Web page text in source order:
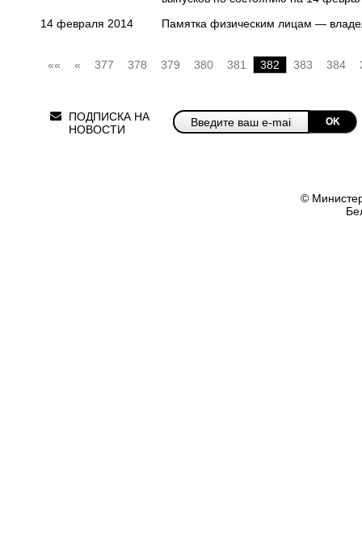
14 февраля 2014
Памятка физическим лицам —
«« « 377 378 379 380 381 382 383 384
ПОДПИСКА НА
НОВОСТИ
OK
©